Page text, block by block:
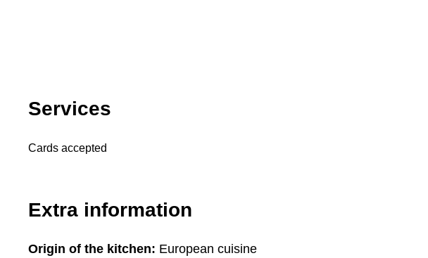
Services
Cards accepted
Extra information
Origin of the kitchen: European cuisine